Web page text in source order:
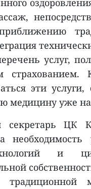
услуг,
страхованием.
эти
медицину уже
секретарь ЦК
необходимость
и